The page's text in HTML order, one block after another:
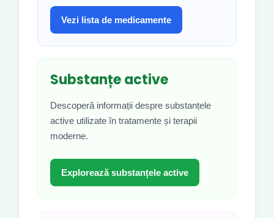
Vezi lista de medicamente
Substanțe active
Descoperă informații despre substanțele
active utilizate în tratamente și terapii
moderne.
Explorează substanțele active